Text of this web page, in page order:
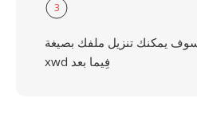
3
يمكنك تنزيل ملفك بصيغة
xwd فِيما بعد